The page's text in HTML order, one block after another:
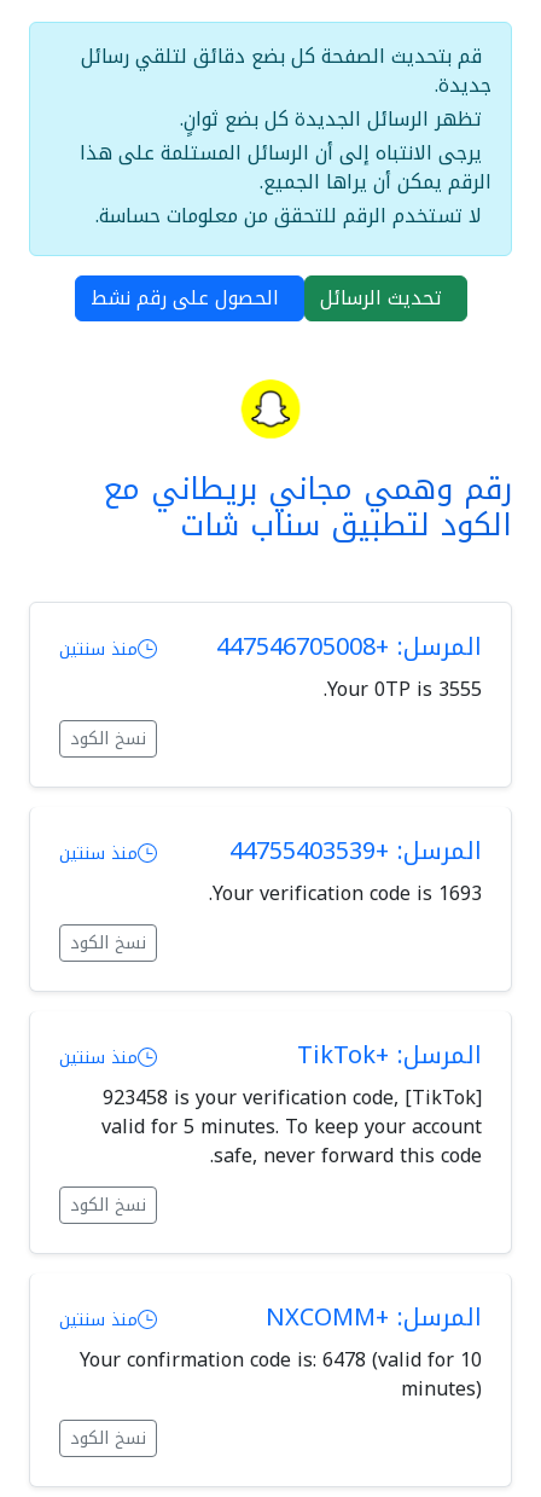
قم بتحديث الصفحة كل بضع دقائق لتلقي رسائل
جديدة.
تظهر الرسائل الجديدة كل بضع ثوانٍ.
يرجى الانتباه إلى أن الرسائل المستلمة على هذا
الرقم يمكن أن يراها الجميع.
لا تستخدم الرقم للتحقق من معلومات حساسة.
تحديث الرسائل الحصول على رقم نشط
رقم وهمي مجاني بريطاني مع
الكود لتطبيق سناب شات
المرسل: +447546705008 منذ سنتين
Your 0TP is 3555.
نسخ الكود
المرسل: +44755403539 منذ سنتين
Your verification code is 1693.
نسخ الكود
المرسل: +TikTok منذ سنتين
[TikTok] 923458 is your verification code,
valid for 5 minutes. To keep your account
safe, never forward this code.
نسخ الكود
المرسل: +NXCOMM منذ سنتين
Your confirmation code is: 6478 (valid for 10
minutes)
نسخ الكود